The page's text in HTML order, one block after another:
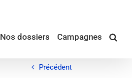
Nos dossiers Campagnes
Précédent